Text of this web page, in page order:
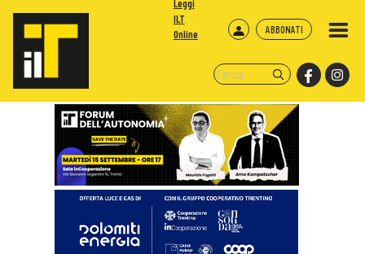
ABBONATI
Leggi
ILT
Online